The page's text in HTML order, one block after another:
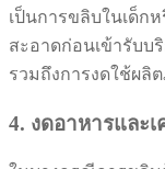
เป็นการขลิบในเด็ก
สะอาดก่อนเข้ารับบ
รวมถึงการงดใช้ผลิ
4. งดอาหารและ